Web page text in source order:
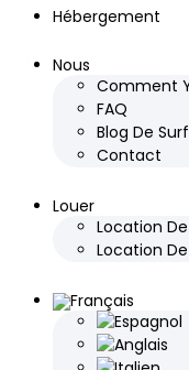
Hébergement
Nous
Comment
FAQ
Blog De Surf
Contact
Louer
Location
Location